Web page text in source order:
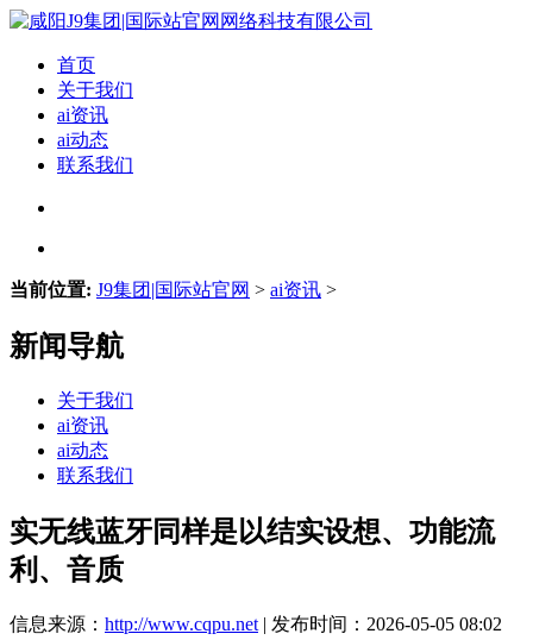
首页
关于我们
ai资讯
ai动态
联系我们
当前位置: J9集团|国际站官网 > ai资讯 >
新闻导航
关于我们
ai资讯
ai动态
联系我们
实无线蓝牙同样是以结实设想、功能流
利、音质
信息来源： http://www.cqpu.net | 发布时间：2026-05-05 08:02